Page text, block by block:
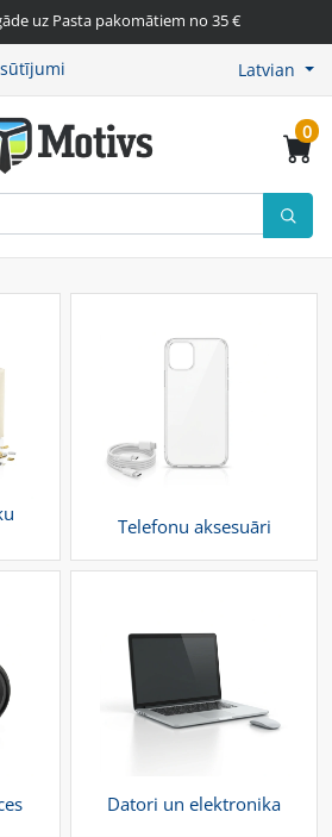
uz Pasta pakomātiem no 35 €
Latvian
0
Telefonu aksesuāri
Datori un elektronika